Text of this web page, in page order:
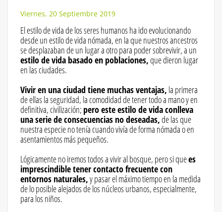
Viernes, 20 Septiembre 2019
El estilo de vida de los seres humanos ha ido evolucionando
desde un estilo de vida nómada, en la que nuestros ancestros
se desplazaban de un lugar a otro para poder sobrevivir, a un
estilo de vida basado en poblaciones,que dieron lugar
en las ciudades.
Vivir en una ciudad tiene muchas ventajas, la primera
de ellas la seguridad, la comodidad de tener todo a mano y en
definitiva, civilización; pero este estilo de vida conlleva
una serie de consecuencias no deseadas,de las que
nuestra especie no tenía cuando vivía de forma nómada o en
asentamientos más pequeños.
Lógicamente no iremos todos a vivir al bosque, pero si quees
imprescindible tener contacto frecuente con
entornos naturales,y pasar el máximo tiempo en la medida
de lo posible alejados de los núcleos urbanos, especialmente,
para los niños.